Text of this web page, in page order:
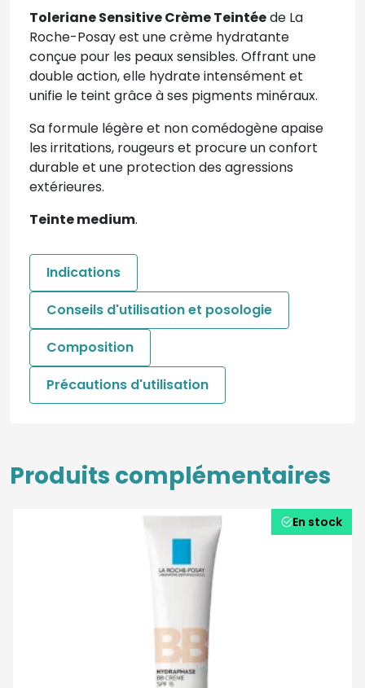
Toleriane Sensitive Crème Teintéede La
Roche-Posay est une crème hydratante
conçue pour les peaux sensibles. Offrant une
double action, elle hydrate intensément et
unifie le teint grâce à ses pigments minéraux.
Sa formule légère et non comédogène apaise
les irritations, rougeurs et procure un confort
durable et une protection des agressions
extérieures.
Teinte medium.
Indications
Conseils d'utilisation et posologie
Composition
Précautions d'utilisation
Produits complémentaires
En stock